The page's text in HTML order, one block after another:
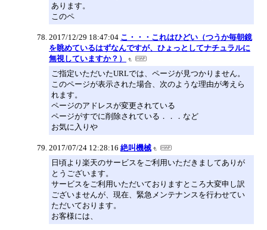
あります。
このペ
2017/12/29 18:47:04 こ・・・これはひどい（つうか毎朝鏡
を眺めているはずなんですが、ひょっとしてナチュラルに
無視していますか？）
ご指定いただいたURLでは、ページが見つかりません。
このページが表示された場合、次のような理由が考えら
れます。
ページのアドレスが変更されている
ページがすでに削除されている．．．など
お気に入りや
2017/07/24 12:28:16 絶叫機械
日頃より楽天のサービスをご利用いただきましてありが
とうございます。
サービスをご利用いただいておりますところ大変申し訳
ございませんが、現在、緊急メンテナンスを行わせてい
ただいております。
お客様には、